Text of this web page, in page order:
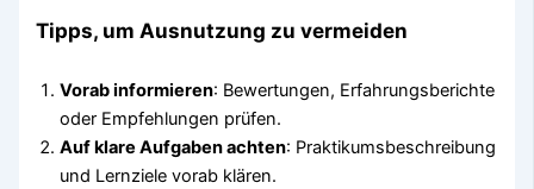
Tipps, um Ausnutzung zu vermeiden
Vorab informieren: Bewertungen, Erfahrungsberichte
oder Empfehlungen prüfen.
Auf klare Aufgaben achten: Praktikumsbeschreibung
und Lernziele vorab klären.